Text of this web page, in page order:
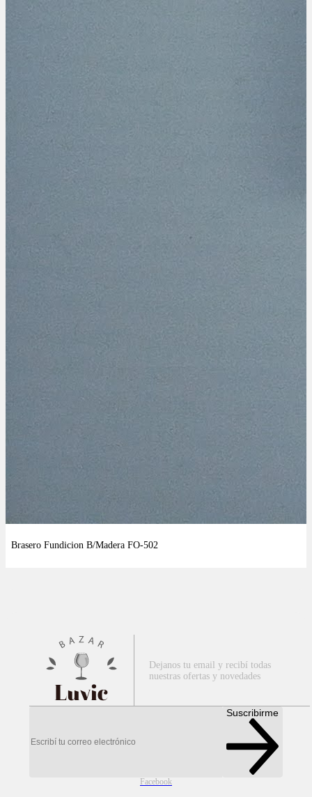
Luvic
Dejanos tu email y recibí todas
nuestras ofertas y novedades
Suscribirme
Facebook